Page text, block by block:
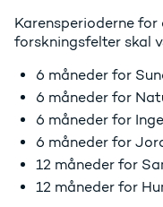
Karensperioderne
forskningsfelter skal
6 måneder for
6 måneder for
6 måneder for
6 måneder for
12 måneder for
12 måneder for